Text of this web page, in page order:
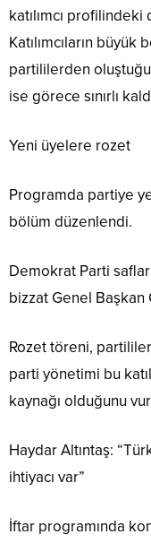
katılımcı
Katılımcıların
partililerden oluştuğu,
ise görece sınırlı
Yeni üyelere rozet
Programda partiye
bölüm düzenlendi.
Demokrat Parti
bizzat Genel Başkan
Rozet töreni,
parti yönetimi bu
kaynağı olduğunu
Haydar Altıntaş:
ihtiyacı var”
İftar programında